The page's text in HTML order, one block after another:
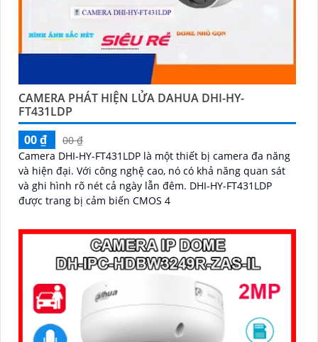
CAMERA PHÁT HIỆN LỬA DAHUA DHI-HY-
FT431LDP
00 ₫
00 ₫
Camera DHI-HY-FT431LDP là một thiết bị camera đa năng
và hiện đại. Với công nghệ cao, nó có khả năng quan sát
và ghi hình rõ nét cả ngày lẫn đêm. DHI-HY-FT431LDP
được trang bị cảm biến CMOS 4